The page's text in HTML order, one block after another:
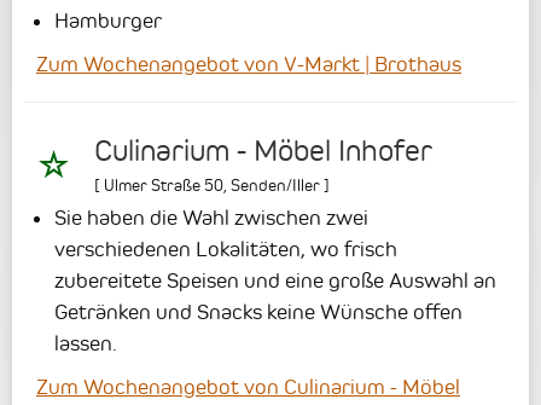
Hamburger
Zum Wochenangebot von V-Markt | Brothaus
Culinarium - Möbel Inhofer
[ Ulmer Straße 50,Senden/Iller]
Sie haben die Wahl zwischen zwei
verschiedenen Lokalitäten, wo frisch
zubereitete Speisen und eine große Auswahl an
Getränken und Snacks keine Wünsche offen
lassen.
Zum Wochenangebot von Culinarium - Möbel